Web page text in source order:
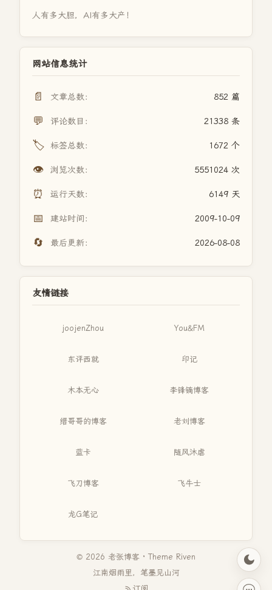
人有多大胆，AI有多大产！
网站信息统计
📄 文章总数： 852 篇
💬 评论数目： 21338 条
🏷️ 标签总数： 1672 个
👁️ 浏览次数： 5551024 次
⏰ 运行天数： 6149 天
📅 建站时间： 2009-10-09
🔄 最后更新： 2026-08-08
友情链接
joojenZhou You&FM
东评西就 印记
木本无心 李锋镝博客
缙哥哥的博客 老刘博客
蓝卡 随风沐虐
飞刀博客 飞牛士
龙G笔记
© 2026 老张博客 · Theme Riven
江南烟雨里，笔墨见山河